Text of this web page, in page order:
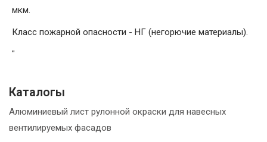
мкм.
Класс пожарной опасности - НГ (негорючие материалы).
"
Каталогы
Алюминиевый лист рулонной окраски для навесных
вентилируемых фасадов